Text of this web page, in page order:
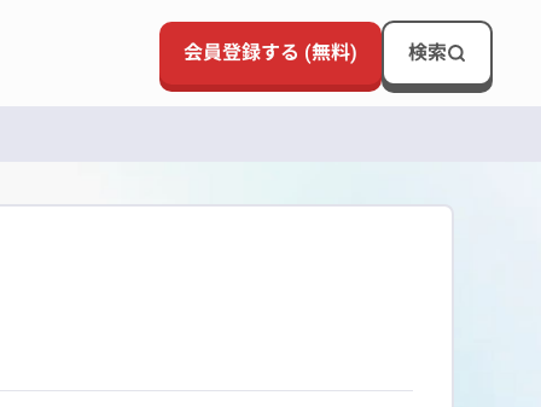
会員登録する (無料) 検索